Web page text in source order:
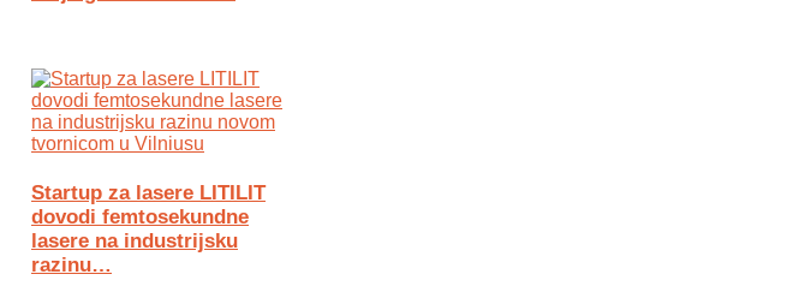
Startup za lasere LITILIT
dovodi femtosekundne
lasere na industrijsku
razinu…